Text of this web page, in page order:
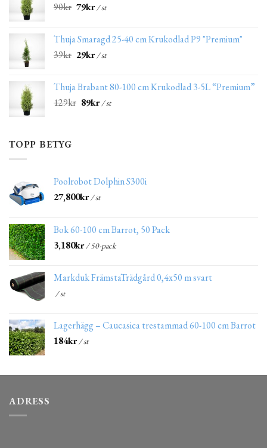
90kr 79kr/ st
Thuja Smaragd 25-40 cm Krukodlad P9 "Premium"
39kr 29kr/ st
Thuja Brabant 80-100 cm Krukodlad 3-5L “Premium”
129kr 89kr/ st
TOPP BETYG
Poolrobot Dolphin S300i
27,800kr/ st
Bok 60-100 cm Barrot, 50 Pack
3,180kr/ 50-pack
Markduk FrämstaTrädgård 0,4x50 m svart
/ st
Lagerhägg – Caucasica trestammad 60-100 cm Barrot
184kr/ st
ADRESS